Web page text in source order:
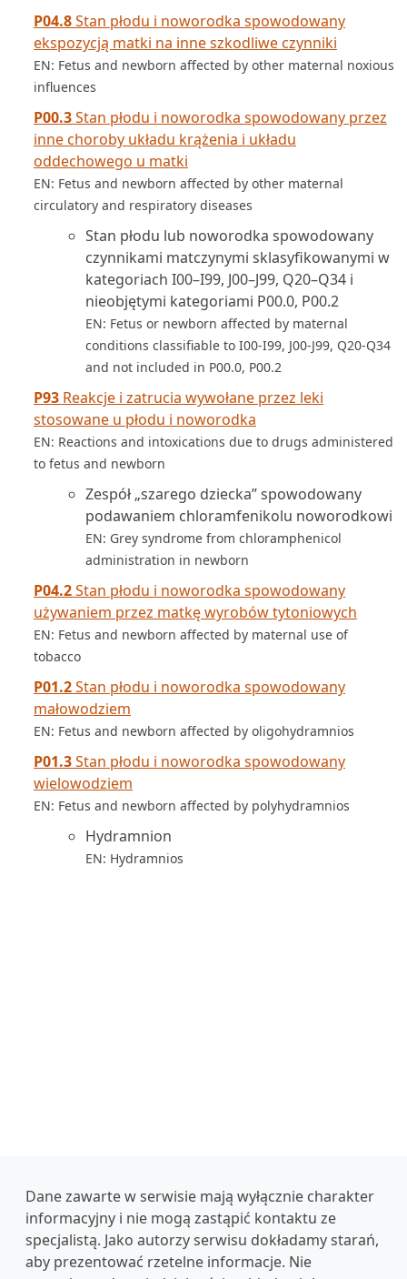
P04.8Stan płodu i noworodka spowodowany
ekspozycją matki na inne szkodliwe czynniki
EN: Fetus and newborn affected by other maternal noxious
influences
P00.3Stan płodu i noworodka spowodowany przez
inne choroby układu krążenia i układu
oddechowego u matki
EN: Fetus and newborn affected by other maternal
circulatory and respiratory diseases
Stan płodu lub noworodka spowodowany
czynnikami matczynymi sklasyfikowanymi w
kategoriach I00–I99, J00–J99, Q20–Q34 i
nieobjętymi kategoriami P00.0, P00.2
EN: Fetus or newborn affected by maternal
conditions classifiable to I00-I99, J00-J99, Q20-Q34
and not included in P00.0, P00.2
P93 Reakcje i zatrucia wywołane przez leki
stosowane u płodu i noworodka
EN: Reactions and intoxications due to drugs administered
to fetus and newborn
Zespół „szarego dziecka” spowodowany
podawaniem chloramfenikolu noworodkowi
EN: Grey syndrome from chloramphenicol
administration in newborn
P04.2Stan płodu i noworodka spowodowany
używaniem przez matkę wyrobów tytoniowych
EN: Fetus and newborn affected by maternal use of
tobacco
P01.2Stan płodu i noworodka spowodowany
małowodziem
EN: Fetus and newborn affected by oligohydramnios
P01.3Stan płodu i noworodka spowodowany
wielowodziem
EN: Fetus and newborn affected by polyhydramnios
Hydramnion
EN: Hydramnios
Dane zawarte w serwisie mają wyłącznie charakter
informacyjny i nie mogą zastąpić kontaktu ze
specjalistą. Jako autorzy serwisu dokładamy starań,
aby prezentować rzetelne informacje. Nie